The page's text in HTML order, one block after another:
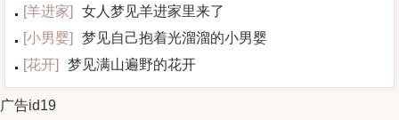
[羊进家]
女人梦见羊进家里来了
[小男婴]
梦见自己抱着光溜溜的小男婴
[花开] 梦见满山遍野的花开
广告id19